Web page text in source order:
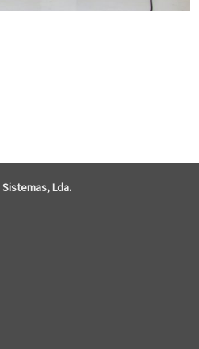
Sistemas, Lda.